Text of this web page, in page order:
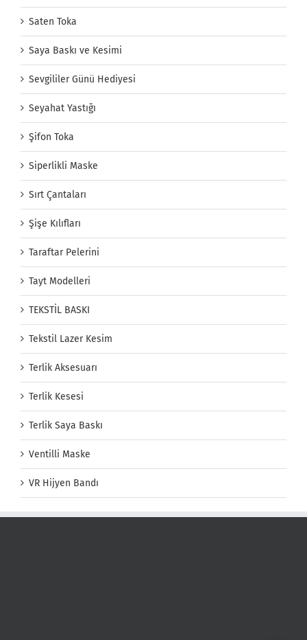
Saten Toka
Saya Baskı ve Kesimi
Sevgililer Günü Hediyesi
Seyahat Yastığı
Şifon Toka
Siperlikli Maske
Sırt Çantaları
Şişe Kılıfları
Taraftar Pelerini
Tayt Modelleri
TEKSTİL BASKI
Tekstil Lazer Kesim
Terlik Aksesuarı
Terlik Kesesi
Terlik Saya Baskı
Ventilli Maske
VR Hijyen Bandı